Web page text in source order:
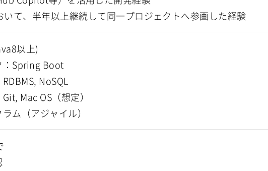
いて、半年以上継続して同一プロジェクトへ参画した経験
以上)
：Spring Boot
NoSQL
Mac OS（想定）
ム（アジャイル）